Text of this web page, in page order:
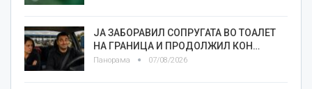
ЈА ЗАБОРАВИЛ СОПРУГАТА ВО ТОАЛЕТ
НА ГРАНИЦА И ПРОДОЛЖИЛ КОН…
Панорама 07/08/2026